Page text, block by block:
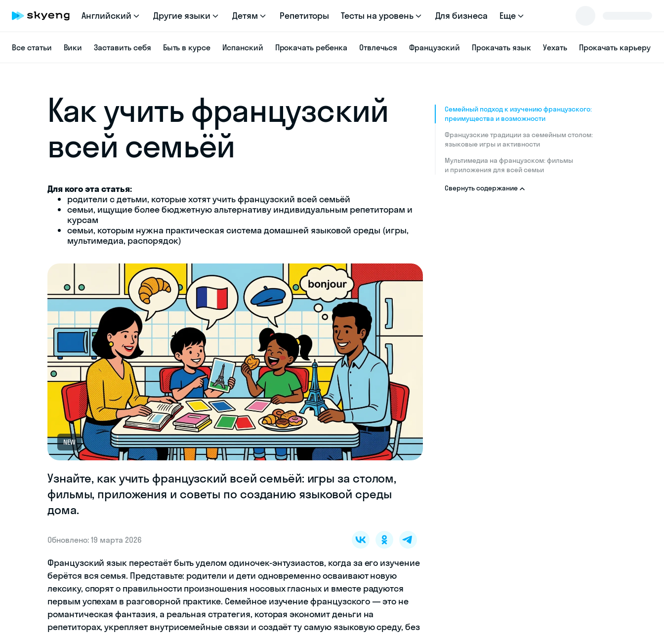
Английский Другие языки Детям Репетиторы Тесты на уровень Для бизнеса Еще
Все статьи Вики Заставить себя Быть в курсе Испанский Прокачать ребенка Отвлечься Французский Прокачать язык Уехать Прокачать карьеру
Как учить французский
всей семьёй
Для кого эта статья:
родители с детьми, которые хотят учить французский всей семьёй
семьи, ищущие более бюджетную альтернативу индивидуальным репетиторам и
курсам
семьи, которым нужна практическая система домашней языковой среды (игры,
мультимедиа, распорядок)
NEW
Узнайте, как учить французский всей семьёй: игры за столом,
фильмы, приложения и советы по созданию языковой среды
дома.
Обновлено: 19 марта 2026
Французский язык перестаёт быть уделом одиночек-энтузиастов, когда за его изучение
берётся вся семья. Представьте: родители и дети одновременно осваивают новую
лексику, спорят о правильности произношения носовых гласных и вместе радуются
первым успехам в разговорной практике. Семейное изучение французского — это не
романтическая фантазия, а реальная стратегия, которая экономит деньги на
репетиторах, укрепляет внутрисемейные связи и создаёт ту самую языковую среду, без
Семейный подход к изучению французского:
преимущества и возможности
Французские традиции за семейным столом:
языковые игры и активности
Мультимедиа на французском: фильмы
и приложения для всей семьи
Свернуть содержание